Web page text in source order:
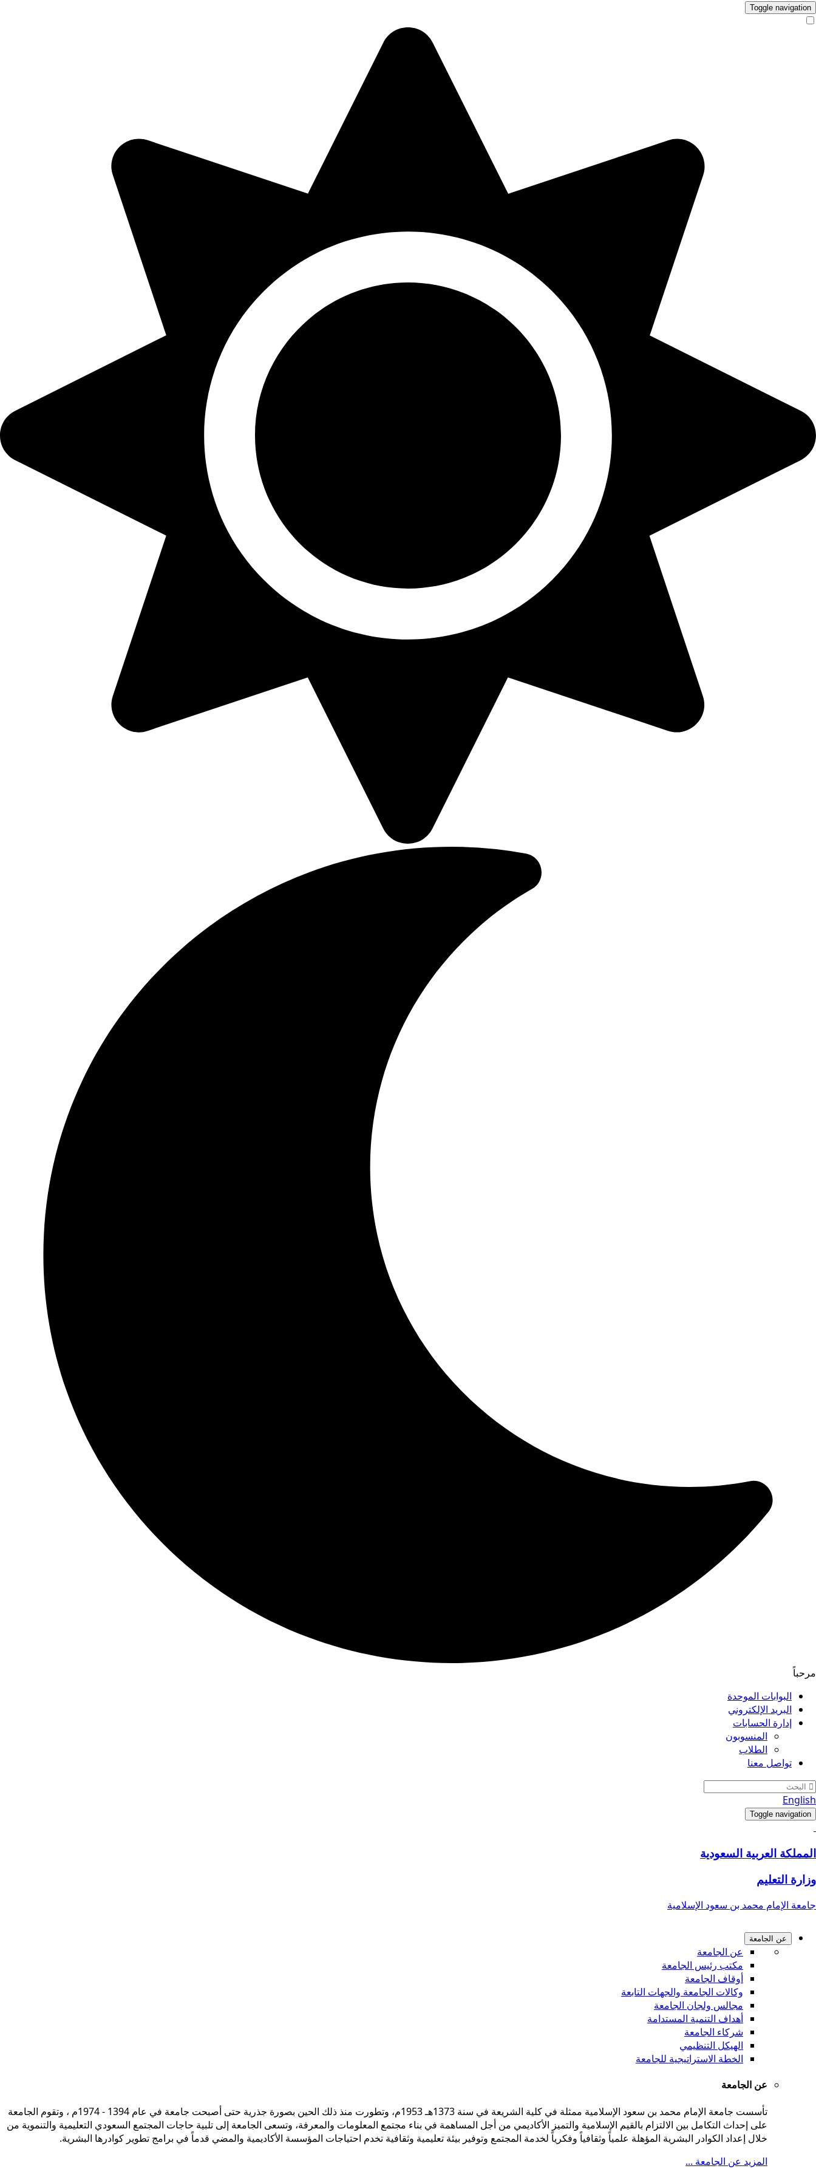
Toggle navigation
مرحباً
البوابات الموحدة
البريد الإلكتروني
إدارة الحسابات
المنسوبون
الطلاب
تواصل معنا
English
Toggle navigation
المملكة العربية السعودية
وزارة التعليم
جامعة الإمام محمد بن سعود الإسلامية
عن الجامعة
عن الجامعة
مكتب رئيس الجامعة
أوقاف الجامعة
وكالات الجامعة والجهات التابعة
مجالس ولجان الجامعة
أهداف التنمية المستدامة
شركاء الجامعة
الهيكل التنظيمي
الخطة الاستراتيجية للجامعة
عن الجامعة
تأسست جامعة الإمام محمد بن سعود الإسلامية ممثلة في كلية الشريعة في سنة 1373هـ 1953م، وتطورت منذ ذلك الحين بصورة جذرية حتى أصبحت جامعة في عام 1394 - 1974م ، وتقوم الجامعة
على إحداث التكامل بين الالتزام بالقيم الإسلامية والتميز الأكاديمي من أجل المساهمة في بناء مجتمع المعلومات والمعرفة، وتسعى الجامعة إلى تلبية حاجات المجتمع السعودي التعليمية والتنموية من
خلال إعداد الكوادر البشرية المؤهلة علمياً وثقافياً وفكرياً لخدمة المجتمع وتوفير بيئة تعليمية وثقافية تخدم احتياجات المؤسسة الأكاديمية والمضي قدماً في برامج تطوير كوادرها البشرية.
المزيد عن الجامعة ...